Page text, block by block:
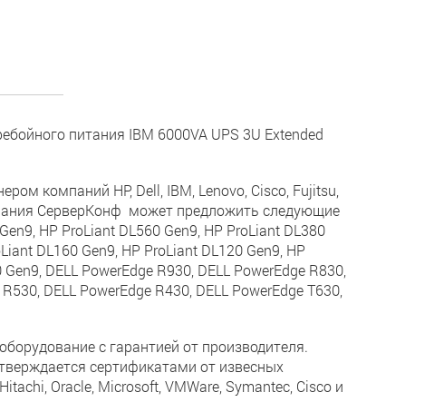
питания IBM 6000VA UPS 3U Extended
компаний HP, Dell, IBM, Lenovo, Cisco, Fujitsu,
СерверКонф может предложить следующие
HP ProLiant DL560 Gen9, HP ProLiant DL380
DL160 Gen9, HP ProLiant DL120 Gen9, HP
DELL PowerEdge R930, DELL PowerEdge R830,
DELL PowerEdge R430, DELL PowerEdge T630,
с гарантией от производителя.
сертификатами от извесных
Oracle, Microsoft, VMWare, Symantec, Cisco и